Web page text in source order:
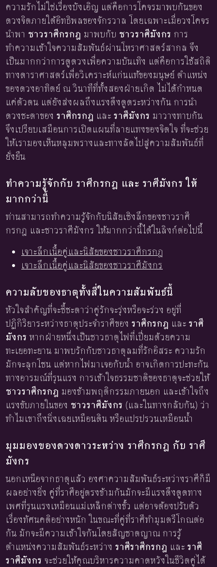
ความรักไม่ใช่เรื่องบังเอิญ แต่คือการโคจรมาพบกันของ
ดวงจิตภายใต้อิทธิพลของจักรวาล โดยเฉพาะเมื่อวงโคจร
นำพา ชาวราศีกรกฎ มาพบกับ ชาวราศีมังกร การ
ทำความเข้าใจความสัมพันธ์ผ่านโหราศาสตร์สากล จึง
เป็นมากกว่าการดูดวงเพื่อความบันเทิง แต่คือการใช้สถิติ
ทางดาราศาสตร์เพื่อวิเคราะห์แก่นแท้ของมนุษย์ ตำแหน่ง
ของดวงอาทิตย์ ณ วินาทีที่ทั้งสองฝ่ายเกิด ไม่ได้กำหนด
แค่ตัวตน แต่ยังส่งผลถึงแรงดึงดูดระหว่างกัน การนำ
ดวงชะตาของ ราศีกรกฎ และ ราศีมังกร มาวางทาบกัน
จึงเปรียบเสมือนการเปิดแผนที่ลายแทงของจิตใจ ที่จะช่วย
ให้เรามองเห็นหลุมพรางและทางลัดไปสู่ความสัมพันธ์ที่
ยั่งยืน
ทำความรู้จักกับ ราศีกรกฎ และ ราศีมังกร ให้
มากกว่านี้
ท่านสามารถทำความรู้จักกับนิสัยเชิงลึกของชาวราศี
กรกฎ และชาวราศีมังกร ให้มากกว่านี้ได้ในลิงก์ต่อไปนี้
เจาะลึกเนื้อคู่และนิสัยของชาวราศีกรกฎ
เจาะลึกเนื้อคู่และนิสัยของชาวราศีมังกร
ความลับของธาตุทั้งสี่ในความสัมพันธ์นี้
หัวใจสำคัญที่จะชี้ชะตาว่าคู่รักจะรุ่งหรือจะร่วง อยู่ที่
ปฏิกิริยาระหว่างธาตุประจำราศีของ ราศีกรกฎ และ ราศี
มังกร หากฝ่ายหนึ่งเป็นชาวธาตุไฟที่เปี่ยมด้วยความ
ทะเยอทะยาน มาพบรักกับชาวธาตุลมที่รักอิสระ ความรัก
มักจะลุกโชน แต่หากไฟมาเจอกับน้ำ อาจเกิดการปะทะกัน
ทางอารมณ์ที่รุนแรง การเข้าใจธรรมชาติของธาตุจะช่วยให้
ชาวราศีกรกฎ มองข้ามพฤติกรรมภายนอก และเข้าใจถึง
แรงขับภายในของ ชาวราศีมังกร (และในทางกลับกัน) ว่า
ทำไมเขาถึงนิ่งเฉยเหมือนดิน หรือแปรปรวนเหมือนน้ำ
มุมมองของดวงดาวระหว่าง ราศีกรกฎ กับ ราศี
มังกร
นอกเหนือจากธาตุแล้ว องศาความสัมพันธ์ระหว่างราศีก็มี
ผลอย่างยิ่ง คู่ที่ราศีอยู่ตรงข้ามกันมักจะมีแรงดึงดูดทาง
เพศที่รุนแรงเหมือนแม่เหล็กต่างขั้ว แต่อาจต้องปรับตัว
เรื่องทัศนคติอย่างหนัก ในขณะที่คู่ที่ราศีทำมุมตรีโกณต่อ
กัน มักจะมีความเข้าใจกันโดยสัญชาตญาณ การรู้
ตำแหน่งความสัมพันธ์ระหว่าง ราศีราศีกรกฎ และ ราศี
ราศีมังกร จะช่วยให้คุณบริหารความคาดหวังในชีวิตคู่ได้